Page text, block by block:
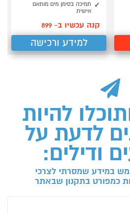
תמיכה בסימן מים מותאם
אישית
קנה עכשיו ב- 899
למידע ורכישה
להיות
לדעת על
ודילים:
במידע שמסרתי לצרכי
כמפורט בתקנון שבאתר